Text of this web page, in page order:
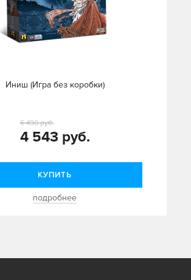
Иниш (Игра без коробки)
4 543 руб.
6 490 руб.
КУПИТЬ
подробнее